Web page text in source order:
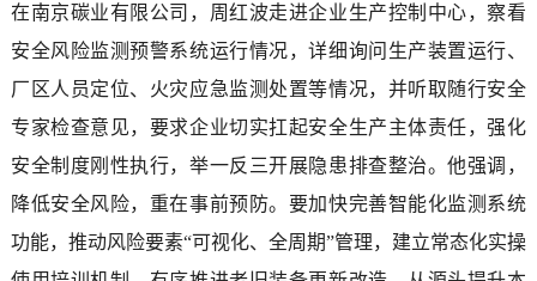
在南京碳业有限公司，周红波走进企业生产控制中心，察看
安全风险监测预警系统运行情况，详细询问生产装置运行、
厂区人员定位、火灾应急监测处置等情况，并听取随行安全
专家检查意见，要求企业切实扛起安全生产主体责任，强化
安全制度刚性执行，举一反三开展隐患排查整治。他强调，
降低安全风险，重在事前预防。要加快完善智能化监测系统
功能，推动风险要素“可视化、全周期”管理，建立常态化实操